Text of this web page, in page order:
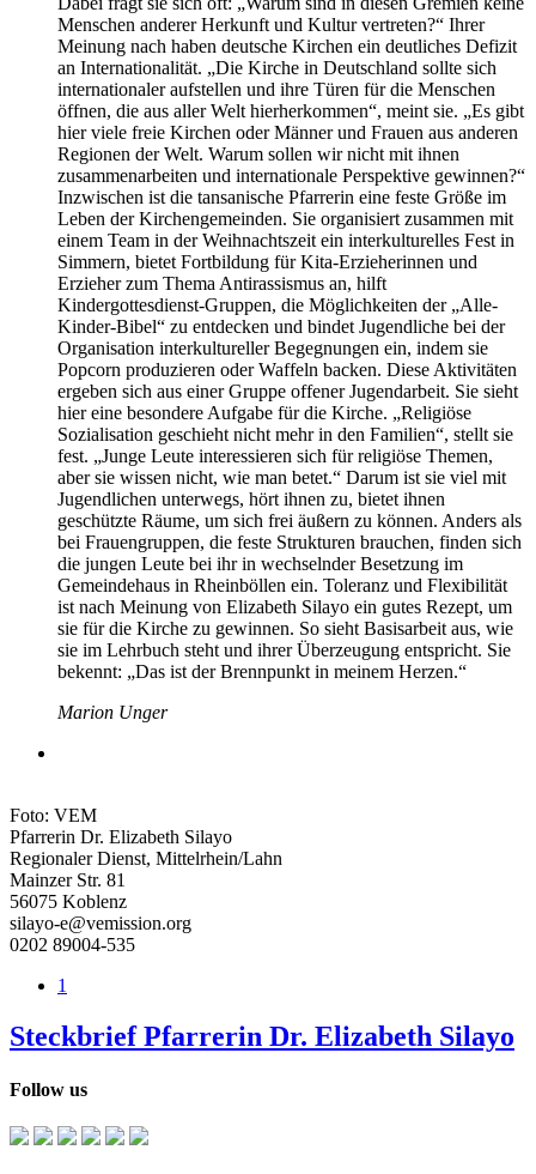
Menschen anderer Herkunft und Kultur vertreten?“ Ihrer
Meinung nach haben deutsche Kirchen ein deutliches Defizit
an Internationalität. „Die Kirche in Deutschland sollte sich
internationaler aufstellen und ihre Türen für die Menschen
öffnen, die aus aller Welt hierherkommen“, meint sie. „Es gibt
hier viele freie Kirchen oder Männer und Frauen aus anderen
Regionen der Welt. Warum sollen wir nicht mit ihnen
zusammenarbeiten und internationale Perspektive gewinnen?“
Inzwischen ist die tansanische Pfarrerin eine feste Größe im
Leben der Kirchengemeinden. Sie organisiert zusammen mit
einem Team in der Weihnachtszeit ein interkulturelles Fest in
Simmern, bietet Fortbildung für Kita-Erzieherinnen und
Erzieher zum Thema Antirassismus an, hilft
Kindergottesdienst-Gruppen, die Möglichkeiten der „Alle-
Kinder-Bibel“ zu entdecken und bindet Jugendliche bei der
Organisation interkultureller Begegnungen ein, indem sie
Popcorn produzieren oder Waffeln backen. Diese Aktivitäten
ergeben sich aus einer Gruppe offener Jugendarbeit. Sie sieht
hier eine besondere Aufgabe für die Kirche. „Religiöse
Sozialisation geschieht nicht mehr in den Familien“, stellt sie
fest. „Junge Leute interessieren sich für religiöse Themen,
aber sie wissen nicht, wie man betet.“ Darum ist sie viel mit
Jugendlichen unterwegs, hört ihnen zu, bietet ihnen
geschützte Räume, um sich frei äußern zu können. Anders als
bei Frauengruppen, die feste Strukturen brauchen, finden sich
die jungen Leute bei ihr in wechselnder Besetzung im
Gemeindehaus in Rheinböllen ein. Toleranz und Flexibilität
ist nach Meinung von Elizabeth Silayo ein gutes Rezept, um
sie für die Kirche zu gewinnen. So sieht Basisarbeit aus, wie
sie im Lehrbuch steht und ihrer Überzeugung entspricht. Sie
bekennt: „Das ist der Brennpunkt in meinem Herzen.“
Marion Unger
Foto: VEM
Pfarrerin Dr. Elizabeth Silayo
Regionaler Dienst, Mittelrhein/Lahn
Mainzer Str. 81
56075 Koblenz
silayo-e@vemission.org
0202 89004-535
1
Steckbrief Pfarrerin Dr. Elizabeth Silayo
Follow us